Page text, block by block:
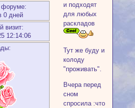
форуме:
0 дней
визит:
12:14:06
и подходят
для любых
раскладов
Тут же буду и
колоду
"проживать".
Вчера перед
сном
спросила :что